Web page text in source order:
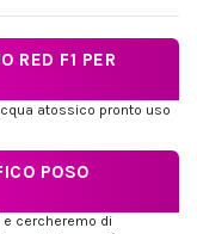
RED F1 PER
atossico pronto uso
POSO
e cercheremo di